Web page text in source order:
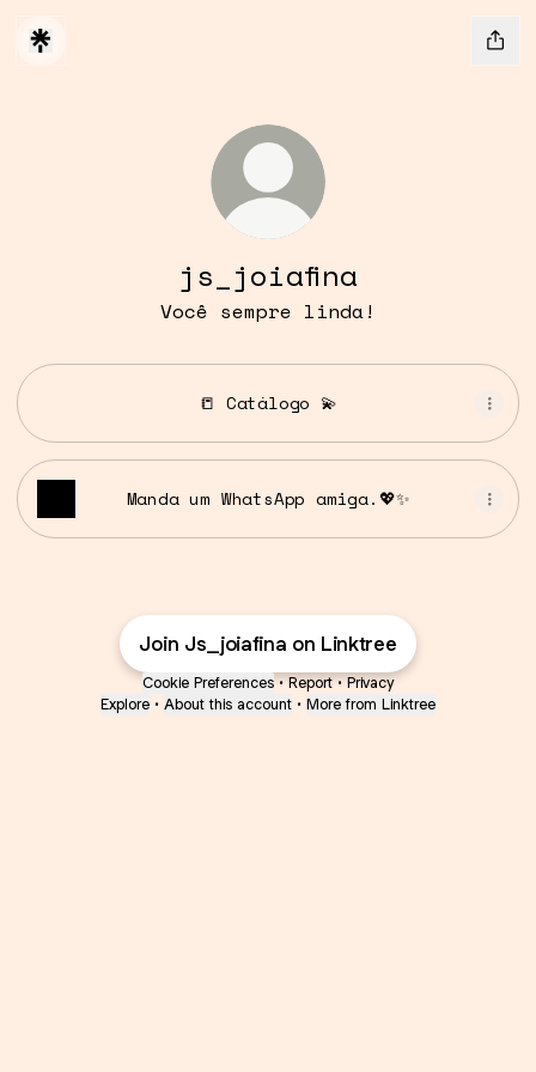
js_joiafina
Você sempre linda!
📒 Catálogo 💫
Manda um WhatsApp amiga.💖✨
Join Js_joiafina on Linktree
Cookie Preferences • Report • Privacy
Explore • About this account • More from Linktree